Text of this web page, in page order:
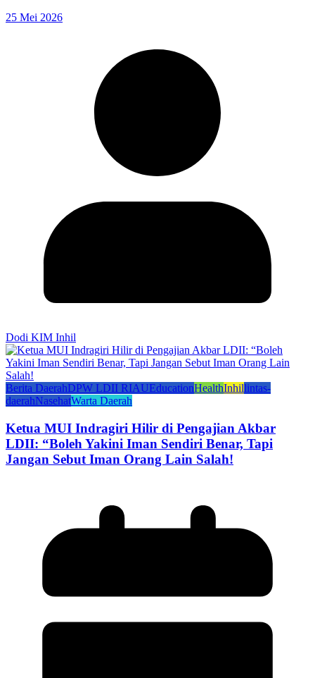
25 Mei 2026
Dodi KIM Inhil
Berita DaerahDPW LDII RIAUEducationHealthInhillintas-
daerahNasehatWarta Daerah
Ketua MUI Indragiri Hilir di Pengajian Akbar
LDII: “Boleh Yakini Iman Sendiri Benar, Tapi
Jangan Sebut Iman Orang Lain Salah!